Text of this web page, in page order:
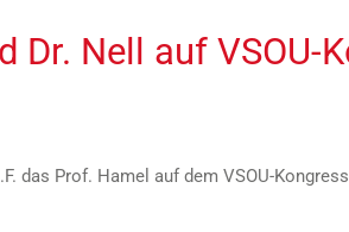
Dr. Nell auf VSOU-
das Prof. Hamel auf dem VSOU-